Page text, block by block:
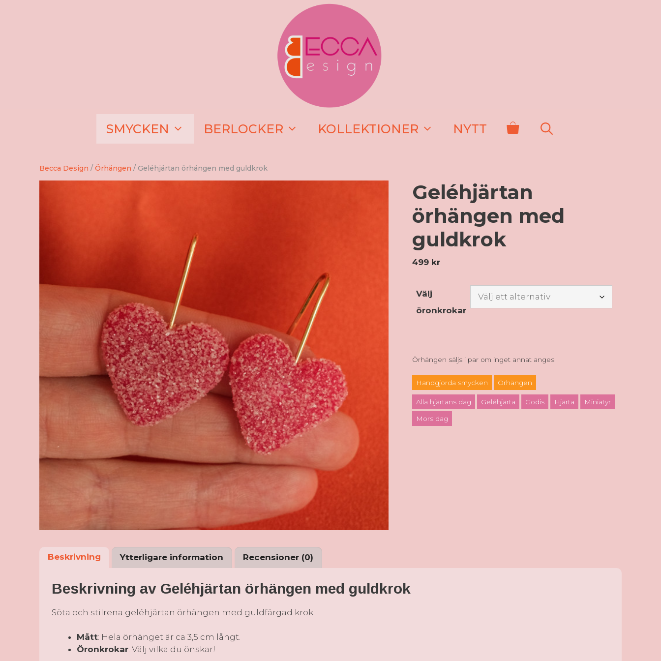
SMYCKEN BERLOCKER KOLLEKTIONER NYTT
Becca Design / Örhängen / Geléhjärtan örhängen med guldkrok
Geléhjärtan
örhängen med
guldkrok
499 kr
Välj
öronkrokar
Örhängen säljs i par om inget annat anges
Handgjorda smycken Örhängen
Alla hjärtans dag Geléhjärta Godis Hjärta Miniatyr
Mors dag
Beskrivning Ytterligare information Recensioner (0)
Beskrivning av Geléhjärtan örhängen med guldkrok
Söta och stilrena geléhjärtan örhängen med guldfärgad krok.
Mått: Hela örhänget är ca 3,5 cm långt.
Öronkrokar: Välj vilka du önskar!